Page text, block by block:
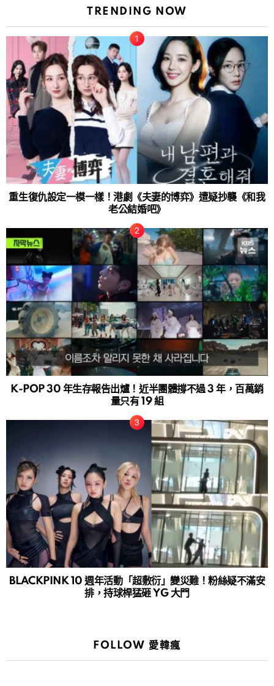
TRENDING NOW
重生復仇設定一模一樣！港劇《夫妻的博弈》遭疑抄襲《和我
老公結婚吧》
K-POP 30 年生存報告出爐！近半團體撐不過 3 年，百萬銷
量只有 19 組
BLACKPINK 10 週年活動「超敷衍」變災難！粉絲疑不滿安
排，持球桿猛砸 YG 大門
FOLLOW 愛韓瘋